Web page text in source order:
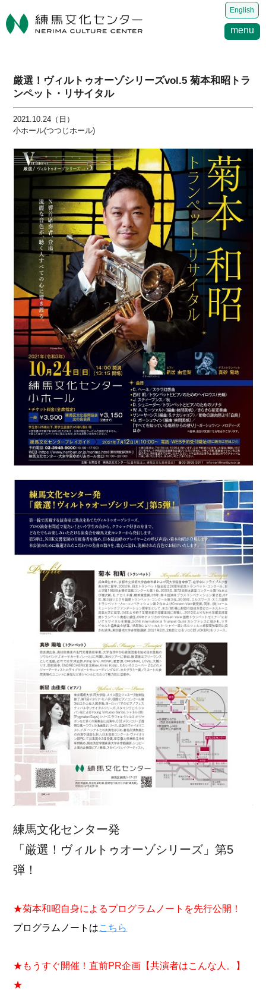
English
menu
厳選！ヴィルトゥオーゾシリーズvol.5 菊本和昭トラ
ンペット・リサイタル
2021.10.24（日）
小ホール(つつじホール)
練馬文化センター発
「厳選！ヴィルトゥオーゾシリーズ」第5
弾！
★菊本和昭自身によるプログラムノートを先行公開！
プログラムノートはこちら
★もうすぐ開催！直前PR企画【共演者はこんな人。】
★